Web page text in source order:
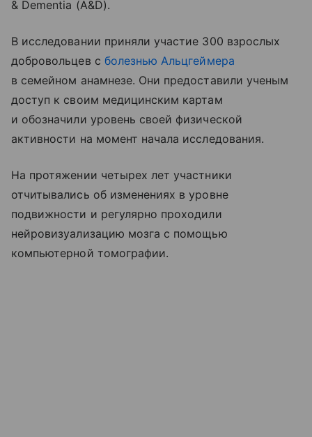
& Dementia (A&D).
В исследовании приняли участие 300 взрослых
добровольцев с болезнью Альцгеймера
в семейном анамнезе. Они предоставили ученым
доступ к своим медицинским картам
и обозначили уровень своей физической
активности на момент начала исследования.
На протяжении четырех лет участники
отчитывались об изменениях в уровне
подвижности и регулярно проходили
нейровизуализацию мозга с помощью
компьютерной томографии.